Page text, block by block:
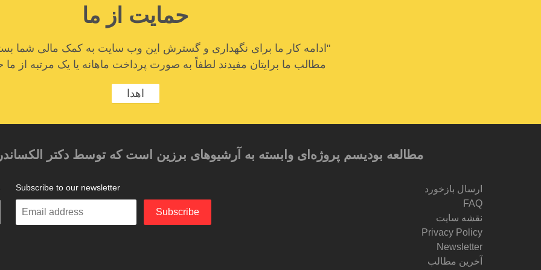
حمایت از ما
"ادامه کار ما برای نگهداری و گسترش این وب سایت به کمک مالی شما
مطالب ما برایتان مفیدند لطفاً به صورت پرداخت ماهانه یا یک مرتبه از ما
اهدا
مطالعه بودیسم پروژه‌ای وابسته به آرشیوهای برزین است که توسط دکتر
ارسال بازخورد
FAQ
نقشه سایت
Privacy Policy
Newsletter
آخرین مطالب
Subscribe to our newsletter
Enter
Subscribe